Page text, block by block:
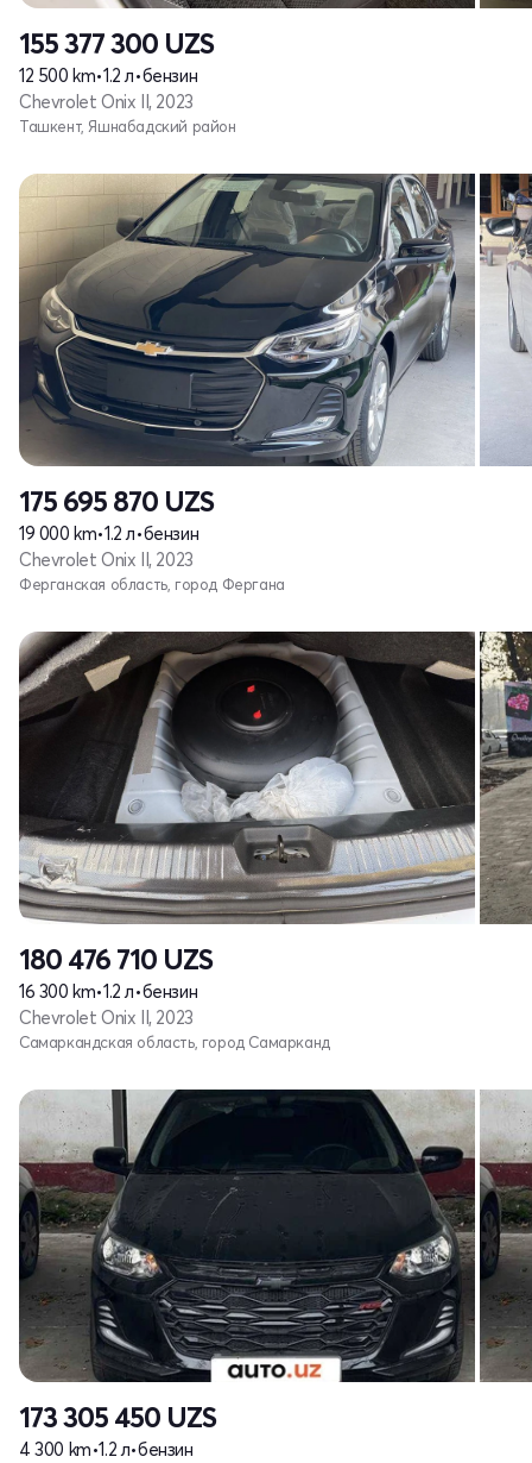
155 377 300 UZS
12 500 km•1.2 л•бензин
Chevrolet Onix II, 2023
Ташкент, Яшнабадский район
175 695 870 UZS
19 000 km•1.2 л•бензин
Chevrolet Onix II, 2023
Ферганская область, город Фергана
180 476 710 UZS
16 300 km•1.2 л•бензин
Chevrolet Onix II, 2023
Самаркандская область, город Самарканд
173 305 450 UZS
4 300 km•1.2 л•бензин